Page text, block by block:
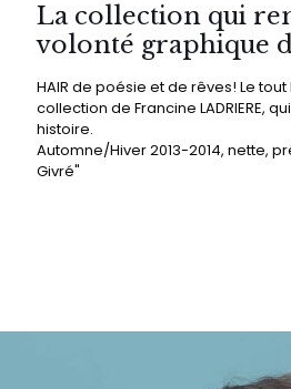
La collection qui
volonté graphique
HAIR de poésie et de rêves! Le
collection de Francine LADRIERE,
histoire.
Automne/Hiver 2013-2014, nette,
Givré"